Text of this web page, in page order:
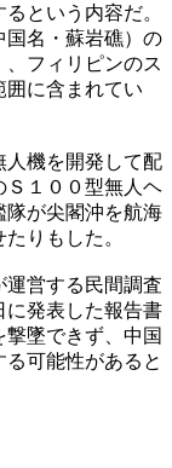
という内容だ。
国名・蘇岩礁）の
フィリピンのス
囲に含まれてい
人機を開発して配
Ｓ１００型無人ヘ
隊が尖閣沖を航海
りもした。
営する民間調査
に発表した報告書
墜できず、中国
可能性があると